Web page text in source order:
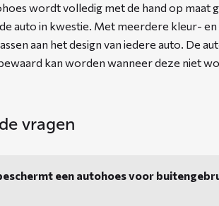
wordt volledig met de hand op maat
auto in kwestie. Met meerdere kleur-
aan het design van iedere auto. De
kan worden wanneer deze niet
vragen
een autohoes voor